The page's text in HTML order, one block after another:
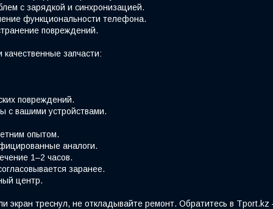
с зарядкой и синхронизацией.
функциональности телефона.
повреждений.
запчасти:
повреждений.
с вашими устройствами.
опытом.
аналоги.
1–2 часов.
заранее.
центр.
экран треснул, не откладывайте ремонт. Обратитесь в